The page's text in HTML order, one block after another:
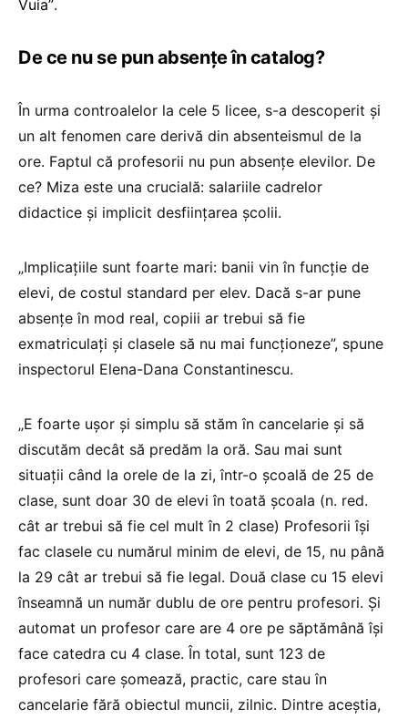
Vuia”.
De ce nu se pun absențe în catalog?
În urma controalelor la cele 5 licee, s-a descoperit și
un alt fenomen care derivă din absenteismul de la
ore. Faptul că profesorii nu pun absențe elevilor. De
ce? Miza este una crucială: salariile cadrelor
didactice și implicit desființarea școlii.
„Implicațiile sunt foarte mari: banii vin în funcție de
elevi, de costul standard per elev. Dacă s-ar pune
absențe în mod real, copiii ar trebui să fie
exmatriculați și clasele să nu mai funcționeze”, spune
inspectorul Elena-Dana Constantinescu.
„E foarte ușor și simplu să stăm în cancelarie și să
discutăm decât să predăm la oră. Sau mai sunt
situații când la orele de la zi, într-o școală de 25 de
clase, sunt doar 30 de elevi în toată școala (n. red.
cât ar trebui să fie cel mult în 2 clase) Profesorii își
fac clasele cu numărul minim de elevi, de 15, nu până
la 29 cât ar trebui să fie legal. Două clase cu 15 elevi
înseamnă un număr dublu de ore pentru profesori. Și
automat un profesor care are 4 ore pe săptămână își
face catedra cu 4 clase. În total, sunt 123 de
profesori care șomează, practic, care stau în
cancelarie fără obiectul muncii, zilnic. Dintre aceștia,